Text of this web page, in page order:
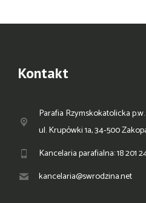
Kontakt
Parafia Rzymskokatolicka
ul. Krupówki 1a, 34-500
Kancelaria parafialna: 18 201
kancelaria@swrodzina.net